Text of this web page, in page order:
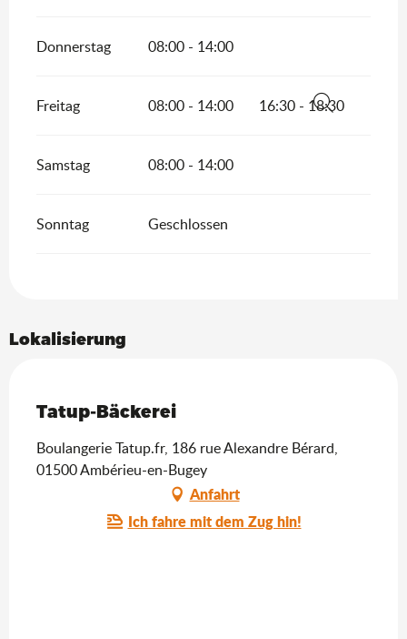
Donnerstag 08:00 - 14:00
Freitag 08:00 - 14:00 16:30 - 18:30
Samstag 08:00 - 14:00
Sonntag Geschlossen
Lokalisierung
Tatup-Bäckerei
Boulangerie Tatup.fr, 186 rue Alexandre Bérard,
01500 Ambérieu-en-Bugey
Anfahrt
Ich fahre mit dem Zug hin!